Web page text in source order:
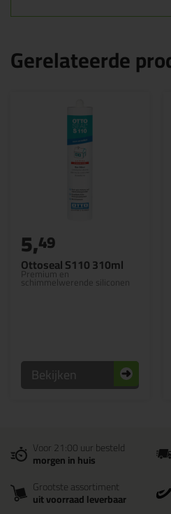
Gerelateerde
Ottoseal S110 310ml
Premium en
schimmelwerende siliconen
5,49
Bekijken
Voor 21:00 uur besteld
morgen in huis
Grootste assortiment
uit voorraad leverbaar